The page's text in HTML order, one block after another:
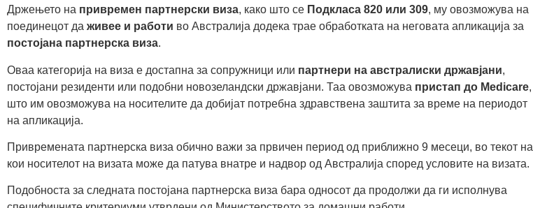
Држењето на привремен партнерски виза, како што се Подкласа 820 или 309, му овозможува на
поединецот да живее и работи во Австралија додека трае обработката на неговата апликација за
постојана партнерска виза.
Оваа категорија на виза е достапна за сопружници или партнери на австралиски државјани,
постојани резиденти или подобни новозеландски државјани. Таа овозможува пристап до Medicare,
што им овозможува на носителите да добијат потребна здравствена заштита за време на периодот
на апликација.
Привремената партнерска виза обично важи за првичен период од приближно 9 месеци, во текот на
кои носителот на визата може да патува внатре и надвор од Австралија според условите на визата.
Подобноста за следната постојана партнерска виза бара односот да продолжи да ги исполнува